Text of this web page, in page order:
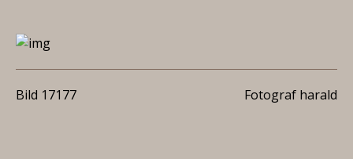
Bild 17177 Fotograf harald